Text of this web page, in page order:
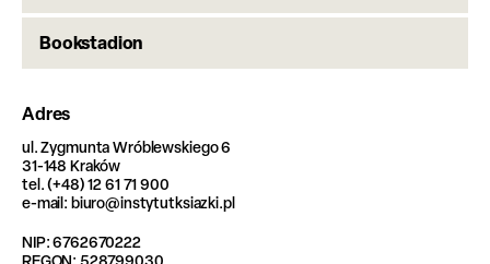
Bookstadion
Adres
ul. Zygmunta Wróblewskiego 6
31-148 Kraków
tel. (+48) 12 61 71 900
e-mail: biuro@instytutksiazki.pl
NIP: 6762670222